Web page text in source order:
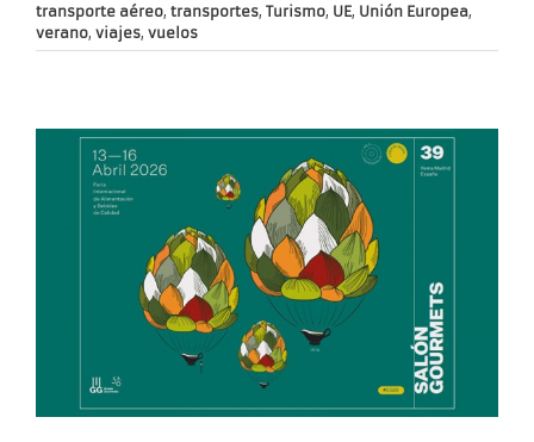
transporte aéreo, transportes, Turismo, UE, Unión Europea,
verano, viajes, vuelos